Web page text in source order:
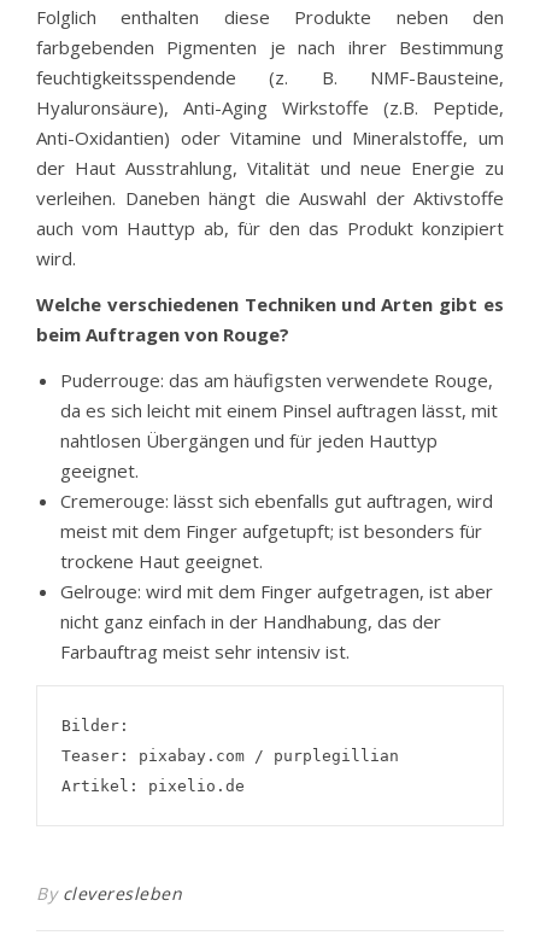
Folglich enthalten diese Produkte neben den
farbgebenden Pigmenten je nach ihrer Bestimmung
feuchtigkeitsspendende (z. B. NMF-Bausteine,
Hyaluronsäure), Anti-Aging Wirkstoffe (z.B. Peptide,
Anti-Oxidantien) oder Vitamine und Mineralstoffe, um
der Haut Ausstrahlung, Vitalität und neue Energie zu
verleihen. Daneben hängt die Auswahl der Aktivstoffe
auch vom Hauttyp ab, für den das Produkt konzipiert
wird.
Welche verschiedenen Techniken und Arten gibt es
beim Auftragen von Rouge?
Puderrouge: das am häufigsten verwendete Rouge,
da es sich leicht mit einem Pinsel auftragen lässt, mit
nahtlosen Übergängen und für jeden Hauttyp
geeignet.
Cremerouge: lässt sich ebenfalls gut auftragen, wird
meist mit dem Finger aufgetupft; ist besonders für
trockene Haut geeignet.
Gelrouge: wird mit dem Finger aufgetragen, ist aber
nicht ganz einfach in der Handhabung, das der
Farbauftrag meist sehr intensiv ist.
Bilder:
Teaser: pixabay.com / purplegillian
Artikel: pixelio.de
By cleveresleben